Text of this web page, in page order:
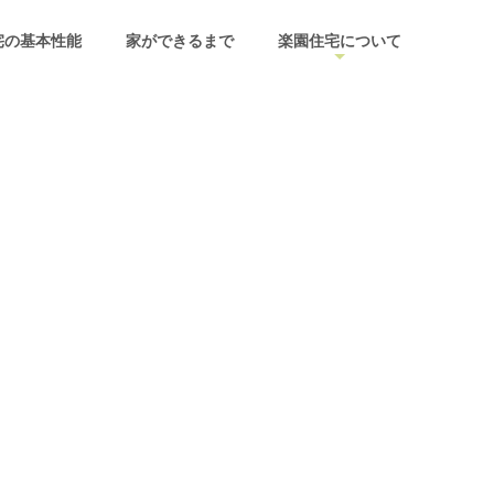
基本性能 家ができるまで 楽園住宅について